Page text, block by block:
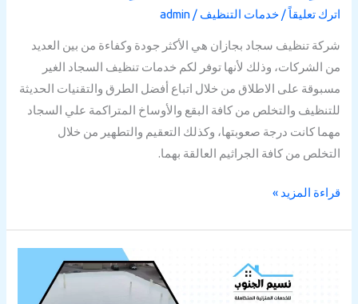
اترك تعليقاً /خدمات التنظيف /
admin
شركة تنظيف سجاد بجازان هي الأكثر جودة وكفاءة من بين العديد
من الشركات، وذلك لأنها توفر لكم خدمات تنظيف السجاد الغير
مسبوقة على الاطلاق من خلال اتباع أفضل الطرق والتقنيات الحديثة
للتنظيف والتخلص من كافة البقع والأوساخ المتراكمة علي السجاد
مهما كانت درجة صعوبتها، وكذلك التعقيم والتطهير من خلال
التخلص من كافة الجراثيم العالقة بهما.
قراءة المزيد »